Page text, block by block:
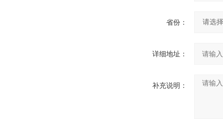
省份：
详细地址：
补充说明：